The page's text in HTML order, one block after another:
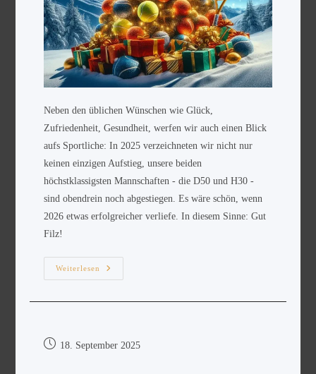
Neben den üblichen Wünschen wie Glück,
Zufriedenheit, Gesundheit, werfen wir auch einen Blick
aufs Sportliche: In 2025 verzeichneten wir nicht nur
keinen einzigen Aufstieg, unsere beiden
höchstklassigsten Mannschaften - die D50 und H30 -
sind obendrein noch abgestiegen. Es wäre schön, wenn
2026 etwas erfolgreicher verliefe. In diesem Sinne: Gut
Filz!
Weiterlesen
18. September 2025